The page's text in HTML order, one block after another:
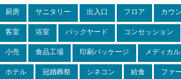
厨房 サニタリー 出入口 フロア カウ
客室 浴室 バックヤード コンセッション
小売 食品工場 印刷パッケージ メディカル
ホテル 冠婚葬祭 シネコン 給食 ファ